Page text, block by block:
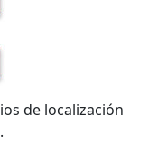
de localización